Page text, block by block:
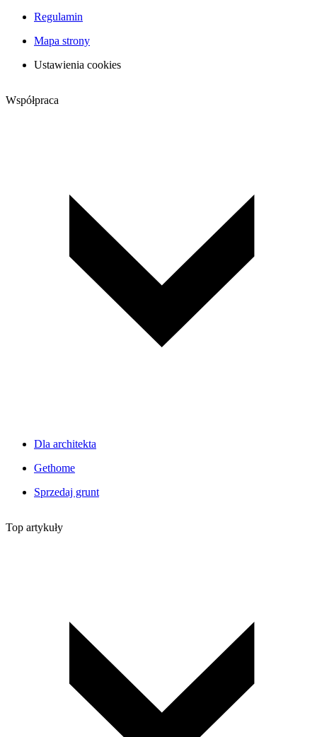
Regulamin
Mapa strony
Ustawienia cookies
Współpraca
Dla architekta
Gethome
Sprzedaj grunt
Top artykuły